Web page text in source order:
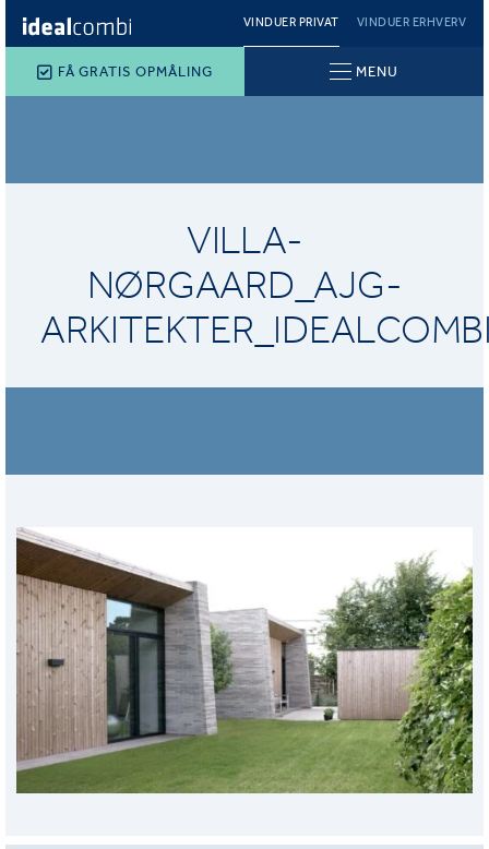
VINDUER PRIVAT VINDUER ERHVERV
FÅ GRATIS OPMÅLING MENU
VILLA-
NØRGAARD_AJG-